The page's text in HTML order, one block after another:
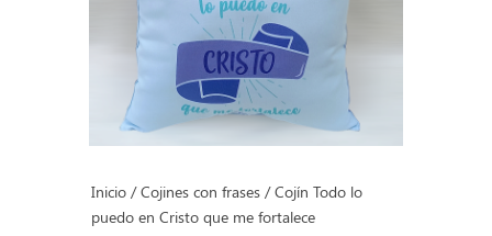
Inicio/Cojines con frases/ Cojín Todo lo
puedo en Cristo que me fortalece